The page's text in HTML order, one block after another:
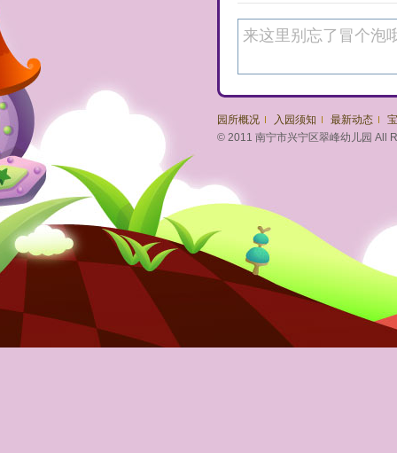
园所概况 入园须知 最新动态
© 2011 南宁市兴宁区翠峰幼儿园 All